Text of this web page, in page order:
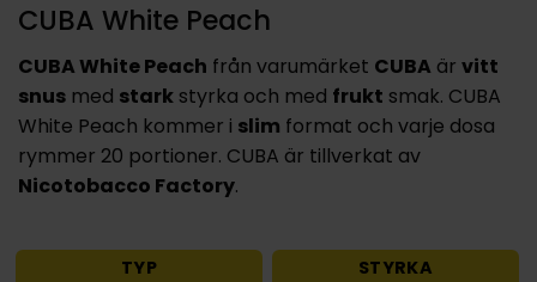
CUBA White Peach
CUBA White Peach från varumärket CUBA är vitt
snus med stark styrka och med frukt smak. CUBA
White Peach kommer i slim format och varje dosa
rymmer 20 portioner. CUBA är tillverkat av
Nicotobacco Factory.
TYP STYRKA